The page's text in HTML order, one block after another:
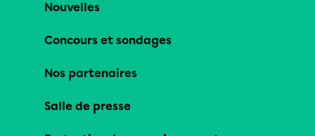
Nouvelles
Concours et sondages
Nos partenaires
Salle de presse